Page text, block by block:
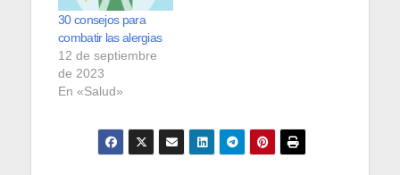
30 consejos para
combatir las alergias
12 de septiembre
de 2023
En «Salud»